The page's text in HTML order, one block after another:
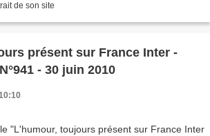
de son site
présent sur France Inter -
- 30 juin 2010